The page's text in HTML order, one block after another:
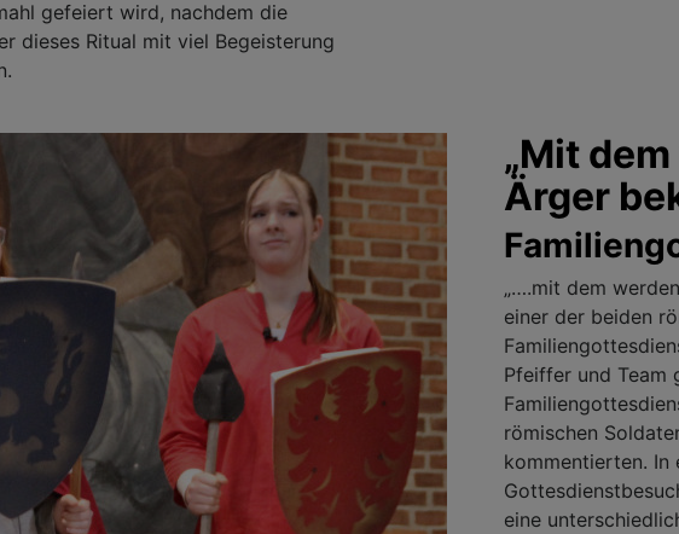
gefeiert wird, nachdem die
dieses Ritual mit viel Begeisterung
„Mit
Ärger
„….mit dem
einer der beiden
Pfeiffer und Team
römischen
kommentierten. In
eine